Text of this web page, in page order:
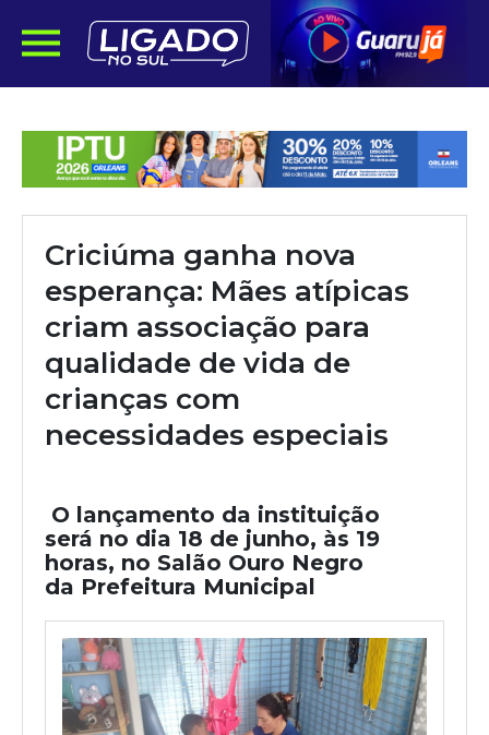
Criciúma ganha nova
esperança: Mães atípicas
criam associação para
qualidade de vida de
crianças com
necessidades especiais
O lançamento da instituição
será no dia 18 de junho, às 19
horas, no Salão Ouro Negro
da Prefeitura Municipal